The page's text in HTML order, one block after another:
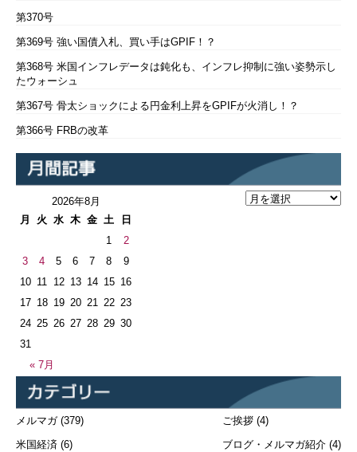
第370号
第369号 強い国債入札、買い手はGPIF！？
第368号 米国インフレデータは鈍化も、インフレ抑制に強い姿勢示し
たウォーシュ
第367号 骨太ショックによる円金利上昇をGPIFが火消し！？
第366号 FRBの改革
2026年8月
月
火 水 木 金 土 日
« 7月
1
2
3
4 5 6 7 8
9
10 11 12 13 14 15 16
17 18 19 20 21 22 23
24 25 26 27 28 29 30
31
メルマガ(379)
米国経済 (6)
ご挨拶 (4)
ブログ・メルマガ紹介 (4)